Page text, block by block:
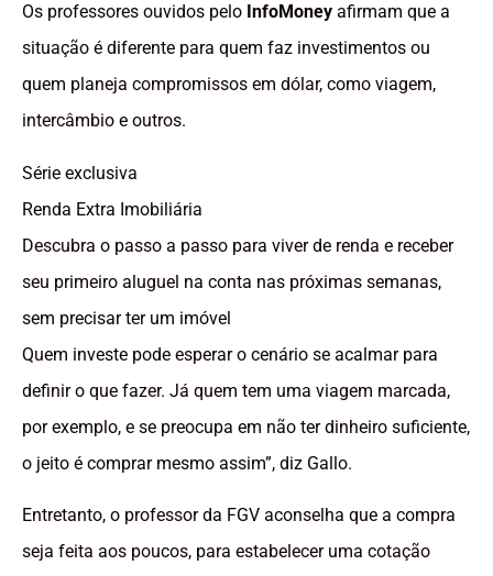
Os professores ouvidos pelo InfoMoney afirmam que a
situação é diferente para quem faz investimentos ou
quem planeja compromissos em dólar, como viagem,
intercâmbio e outros.
Série exclusiva
Renda Extra Imobiliária
Descubra o passo a passo para viver de renda e receber
seu primeiro aluguel na conta nas próximas semanas,
sem precisar ter um imóvel
Quem investe pode esperar o cenário se acalmar para
definir o que fazer. Já quem tem uma viagem marcada,
por exemplo, e se preocupa em não ter dinheiro suficiente,
o jeito é comprar mesmo assim”, diz Gallo.
Entretanto, o professor da FGV aconselha que a compra
seja feita aos poucos, para estabelecer uma cotação